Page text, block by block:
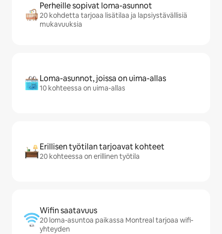
Perheille sopivat loma-asunnot
20 kohdetta tarjoaa lisätilaa ja lapsiystävällisiä
mukavuuksia
Loma-asunnot, joissa on uima-allas
10 kohteessa on uima-allas
Erillisen työtilan tarjoavat kohteet
20 kohteessa on erillinen työtila
Wifin saatavuus
20 loma-asuntoa paikassa Montreal tarjoaa wifi-
yhteyden